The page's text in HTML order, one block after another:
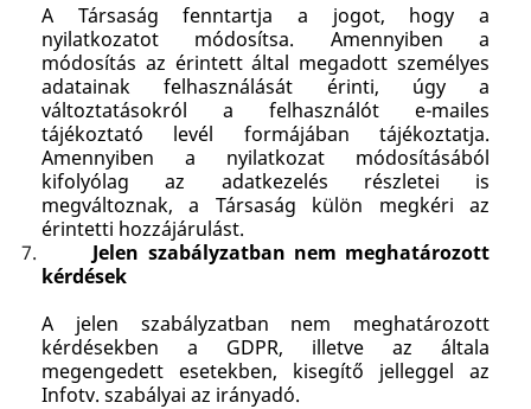
A Társaság fenntartja a jogot, hogy a
nyilatkozatot módosítsa. Amennyiben a
módosítás az érintett által megadott személyes
adatainak felhasználását érinti, úgy a
változtatásokról a felhasználót e-mailes
tájékoztató levél formájában tájékoztatja.
Amennyiben a nyilatkozat módosításából
kifolyólag az adatkezelés részletei is
megváltoznak, a Társaság külön megkéri az
érintetti hozzájárulást.
Jelen szabályzatban nem meghatározott
kérdések
A jelen szabályzatban nem meghatározott
kérdésekben a GDPR, illetve az általa
megengedett esetekben, kisegítő jelleggel az
Infotv. szabályai az irányadó.